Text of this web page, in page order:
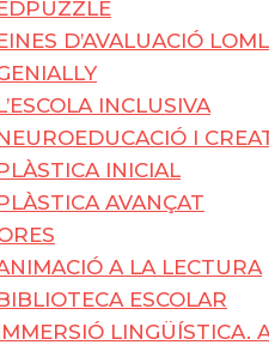
D’AVALUACIÓ
INCLUSIVA
I
INICIAL
AVANÇAT
A LA LECTURA
ESCOLAR
LINGÜÍSTICA.